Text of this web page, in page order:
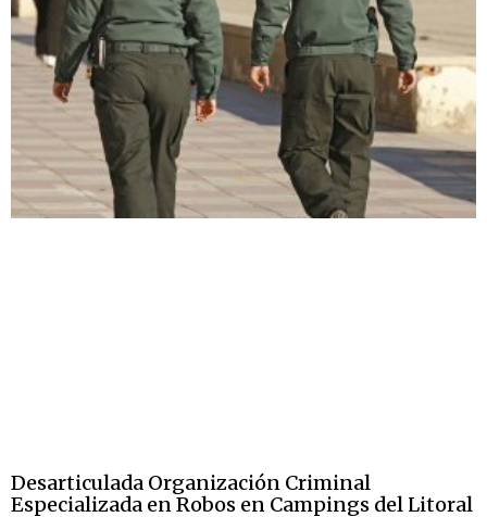
Desarticulada Organización Criminal
Especializada en Robos en Campings del Litoral